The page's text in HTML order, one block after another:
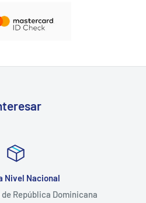
Nivel Nacional
República Dominicana